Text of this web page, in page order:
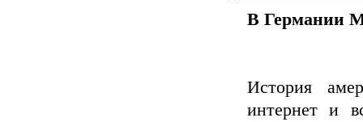
В Германии
История
интернет и